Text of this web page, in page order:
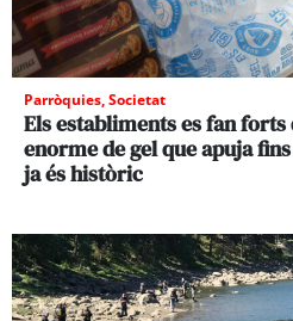
Parròquies,Societat
Els establiments es fan
enorme de gel que apuja
ja és històric